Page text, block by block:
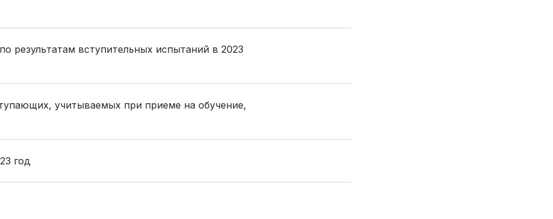
результатам вступительных испытаний в 2023
учитываемых при приеме на обучение,
год